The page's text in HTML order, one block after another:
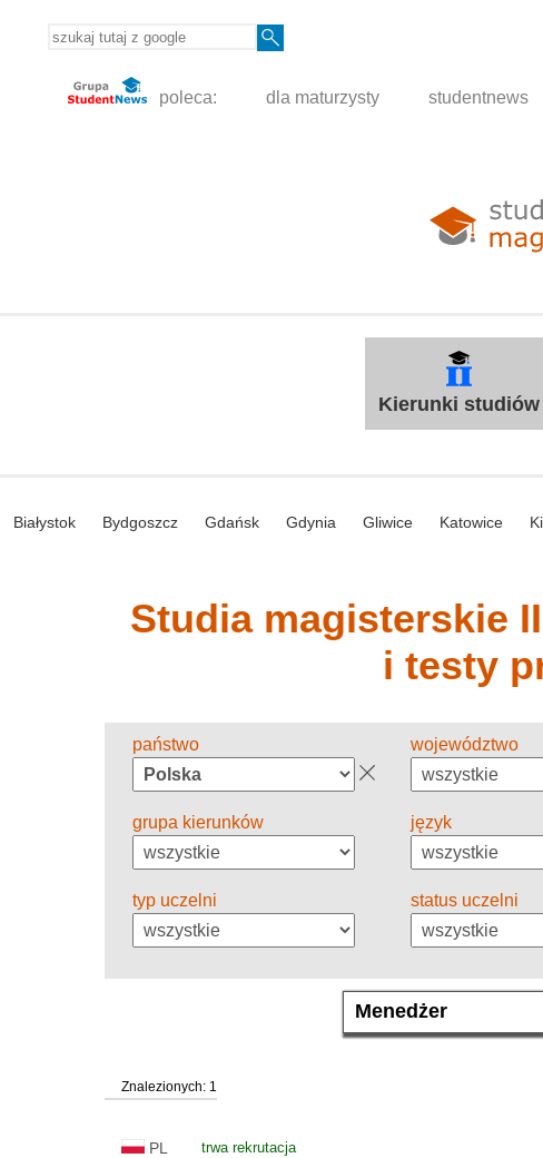
poleca: dla maturzysty studentnews
Kierunki studiów
Białystok Bydgoszcz Gdańsk Gdynia Gliwice Katowice
Studia magisterskie
i testy
państwo województwo
grupa kierunków język
typ uczelni status uczelni
Znalezionych: 1
PL trwa rekrutacja